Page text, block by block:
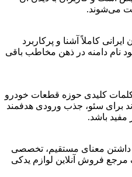
می‌شوند.
کاملاً آشنا و پرکاربرد
دامنه در ذهن مخاطب باقی
کلمات کلیدی حوزه قطعات خودرو
برای سئو، جذب ورودی هدفمند
باشد.
داشتن معنای مستقیم، تخصصی
مرجع فروش آنلاین لوازم یدکی